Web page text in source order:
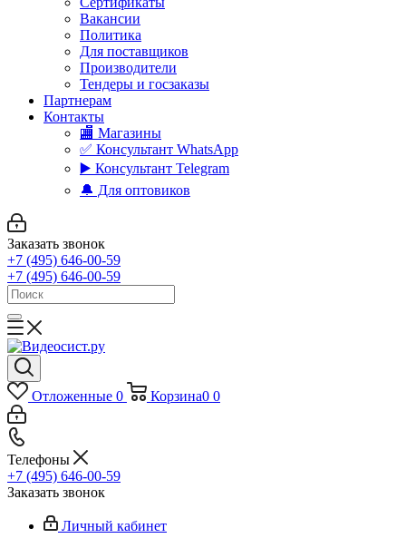
Вакансии
Политика
Для поставщиков
Производители
Тендеры и госзаказы
Партнерам
Контакты
🏬 Магазины
✅️ Консультант WhatsApp
▶️ Консультант Telegram
🔔 Для оптовиков
Заказать звонок
+7 (495) 646-00-59
+7 (495) 646-00-59
Отложенные 0 Корзина0 0
Телефоны
+7 (495) 646-00-59
Заказать звонок
Личный кабинет